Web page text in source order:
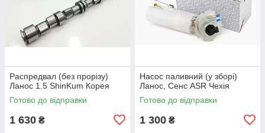
Распредвал (без прорізу)
Ланос 1.5 ShinKum Корея
Готово до відправки
1 630 ₴
Насос паливний (у зборі)
Ланос, Сенс ASR Чехія
Готово до відправки
1 300 ₴